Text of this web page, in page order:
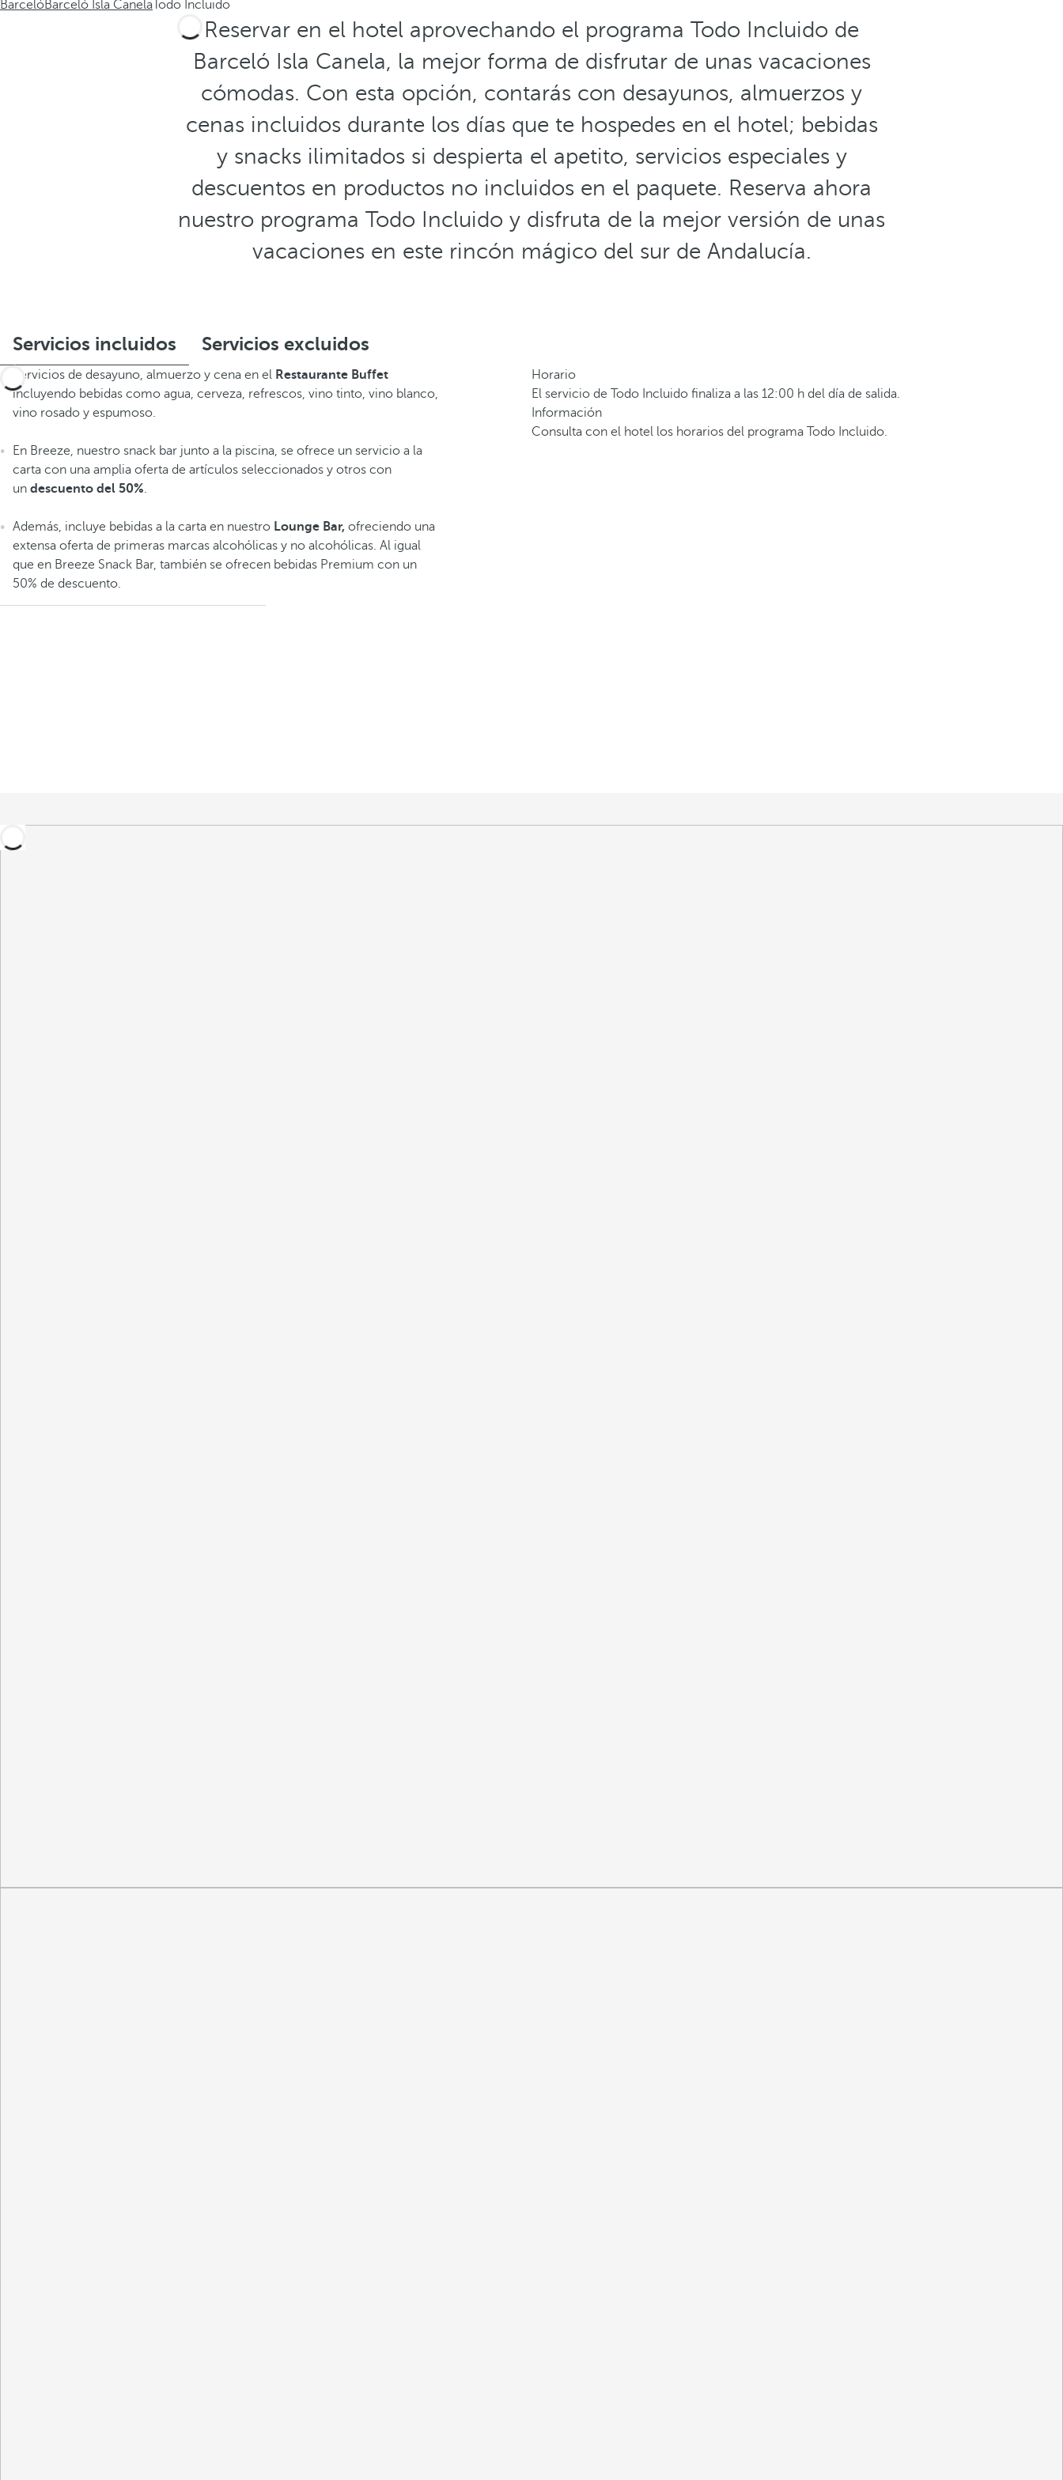
BarcelóBarceló Isla Canela Todo Incluido
Reservar en el hotel aprovechando el programa Todo Incluido de
Barceló Isla Canela, la mejor forma de disfrutar de unas vacaciones
cómodas. Con esta opción, contarás con desayunos, almuerzos y
cenas incluidos durante los días que te hospedes en el hotel; bebidas
y snacks ilimitados si despierta el apetito, servicios especiales y
descuentos en productos no incluidos en el paquete. Reserva ahora
nuestro programa Todo Incluido y disfruta de la mejor versión de unas
vacaciones en este rincón mágico del sur de Andalucía.
Servicios incluidos Servicios excluidos
Servicios de desayuno, almuerzo y cena en el Restaurante Buffet
incluyendo bebidas como agua, cerveza, refrescos, vino tinto, vino blanco,
vino rosado y espumoso.
En Breeze, nuestro snack bar junto a la piscina, se ofrece un servicio a la
carta con una amplia oferta de artículos seleccionados y otros con
un descuento del 50%.
Además, incluye bebidas a la carta en nuestro Lounge Bar, ofreciendo una
extensa oferta de primeras marcas alcohólicas y no alcohólicas. Al igual
que en Breeze Snack Bar, también se ofrecen bebidas Premium con un
50% de descuento.
Horario
El servicio de Todo Incluido finaliza a las 12:00 h del día de salida.
Información
Consulta con el hotel los horarios del programa Todo Incluido.